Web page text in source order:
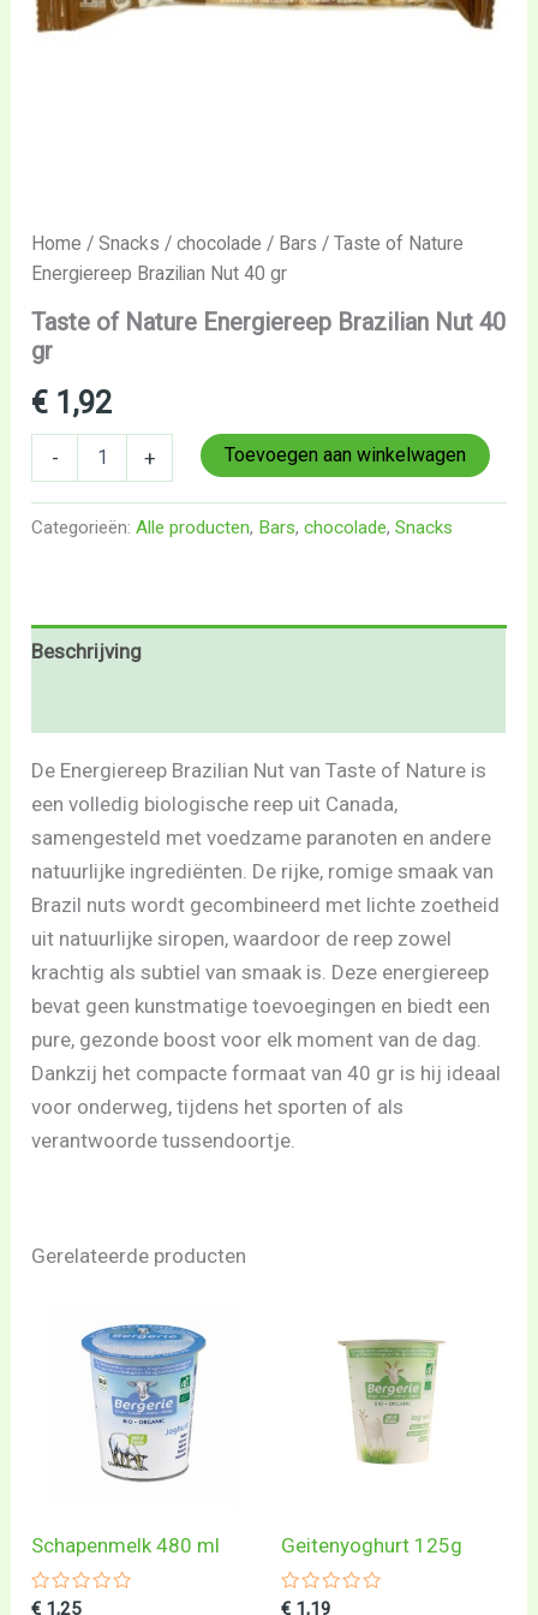
Home /Snacks /chocolade / Bars / Taste of Nature
Energiereep Brazilian Nut 40 gr
Taste of Nature Energiereep Brazilian Nut 40
gr
€ 1,92
- + Toevoegen aan winkelwagen
Categorieën:Alle producten, Bars,chocolade,Snacks
Beschrijving
De Energiereep Brazilian Nut van Taste of Nature is
een volledig biologische reep uit Canada,
samengesteld met voedzame paranoten en andere
natuurlijke ingrediënten. De rijke, romige smaak van
Brazil nuts wordt gecombineerd met lichte zoetheid
uit natuurlijke siropen, waardoor de reep zowel
krachtig als subtiel van smaak is. Deze energiereep
bevat geen kunstmatige toevoegingen en biedt een
pure, gezonde boost voor elk moment van de dag.
Dankzij het compacte formaat van 40 gr is hij ideaal
voor onderweg, tijdens het sporten of als
verantwoorde tussendoortje.
Gerelateerde producten
Schapenmelk 480 ml
Gewaardeerd
€ 1,25
Geitenyoghurt 125g
Gewaardeerd
€ 1,19